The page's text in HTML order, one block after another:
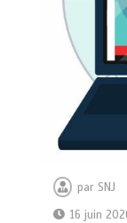
par SNJ
16 juin